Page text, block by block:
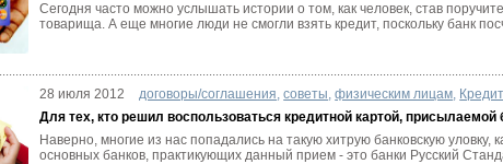
Сегодня часто можно услышать истории о том, как человек, став
товарища. А еще многие люди не смогли взять кредит, поскольку банк
28 июля 2012 договоры/соглашения,советы,физическим лицам,
Для тех, кто решил воспользоваться кредитной картой,
Наверно, многие из нас попадались на такую хитрую банковскую уловку,
основных банков, практикующих данный прием - это банки Русский